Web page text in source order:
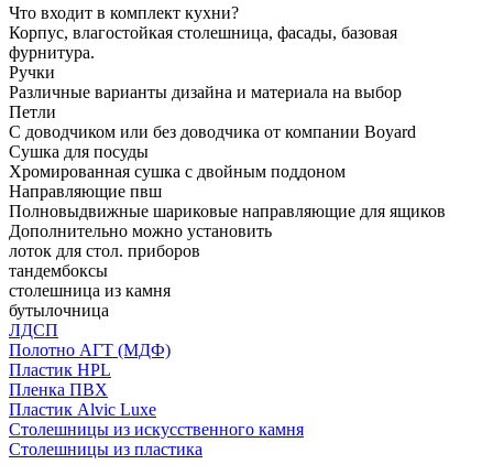
Что входит в комплект кухни?
Корпус, влагостойкая столешница, фасады, базовая
фурнитура.
Ручки
Различные варианты дизайна и материала на выбор
Петли
С доводчиком или без доводчика от компании Boyard
Сушка для посуды
Хромированная сушка с двойным поддоном
Направляющие пвш
Полновыдвижные шариковые направляющие для ящиков
Дополнительно можно установить
лоток для стол. приборов
тандембоксы
столешница из камня
бутылочница
ЛДСП
Полотно АГТ (МДФ)
Пластик HPL
Пленка ПВХ
Пластик Alvic Luxe
Столешницы из искусственного камня
Столешницы из пластика